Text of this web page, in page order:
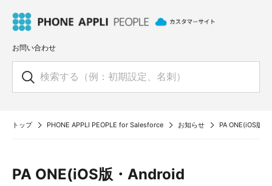
お問い合わせ
トップ PHONE APPLI PEOPLE for Salesforce お知らせ PA ONE(iOS版
PA ONE(iOS版・Android